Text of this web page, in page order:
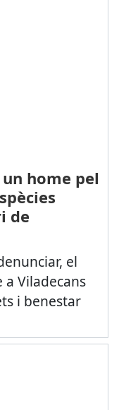
un home pel
de
el
a Viladecans
i benestar